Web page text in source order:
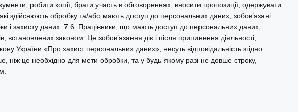
робити копії, брати участь в обговореннях, вносити пропозиції, одержувати
здійснюють обробку та/або мають доступ до персональних даних, зобов’язані
і захисту даних. 7.6. Працівники, що мають доступ до персональних даних,
встановлених законом. Це зобов’язання діє і після припинення діяльності,
«Про захист персональних даних», несуть відповідальність згідно
ніж це необхідно для мети обробки, та у будь-якому разі не довше строку,